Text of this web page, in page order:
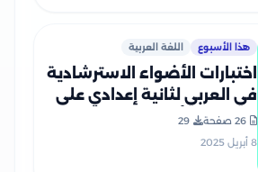
هذا الأسبوع اللغة العربية
اختبارات الأضواء الاسترشادية
في العربي لثانية إعدادي على
PDF
26 صفحة
29
8 أبريل 2025